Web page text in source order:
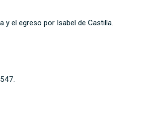
y el egreso por Isabel de Castilla.